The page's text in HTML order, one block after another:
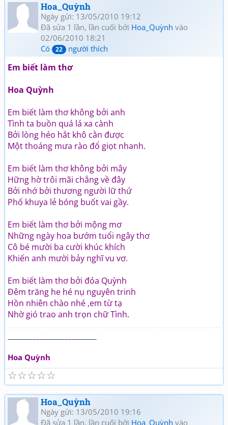
Hoa_Quỳnh
Ngày gửi: 13/05/2010 19:12
Đã sửa 1 lần, lần cuối bởi Hoa_Quỳnh vào
02/06/2010 18:21
Có
22 người thích
Em biết làm thơ
Hoa Quỳnh
Em biết làm thơ không bởi anh
Tình ta buồn quá lá xa cành
Bởi lòng héo hắt khô cằn được
Một thoáng mưa rào đổ giọt nhanh.
Em biết làm thơ không bởi mây
Hững hờ trôi mãi chẳng về đây
Bởi nhớ bởi thương người lữ thứ
Phố khuya lẻ bóng buốt vai gầy.
Em biết làm thơ bởi mộng mơ
Những ngày hoa bướm tuổi ngây thơ
Cô bé mười ba cười khúc khích
Khiến anh mười bảy nghĩ vu vơ.
Em biết làm thơ bởi đóa Quỳnh
Đêm trăng he hé nụ nguyên trinh
Hồn nhiên chào nhé ,em từ tạ
Nhờ gió trao anh trọn chữ Tình.
Hoa Quỳnh
☆
☆
☆
☆
☆
Hoa_Quỳnh
Ngày gửi: 13/05/2010 19:16
Đã sửa 1 lần, lần cuối bởi Hoa_Quỳnh vào